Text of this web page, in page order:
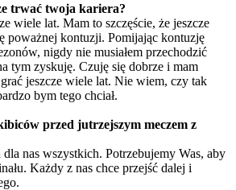
trwać twoja kariera?
wiele lat. Mam to szczęście, że jeszcze
poważnej kontuzji. Pomijając kontuzję
nigdy nie musiałem przechodzić
tym zyskuję. Czuję się dobrze i mam
grać jeszcze wiele lat. Nie wiem, czy tak
bym tego chciał.
przed jutrzejszym meczem z
nas wszystkich. Potrzebujemy Was, aby
Każdy z nas chce przejść dalej i